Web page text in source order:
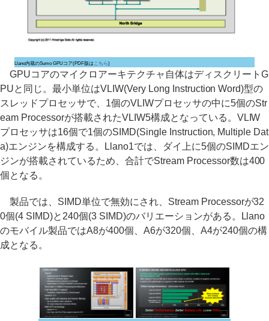
Llano内蔵のSumo GPUコア(PDF版は こちら)
GPUコアのマイクロアーキテクチャ自体はディスクリートG
PUと同じ。最小単位はVLIW(Very Long Instruction Word)型の
スレッドプロセッサで、1個のVLIWプロセッサの中に5個のStr
eam Processorが搭載されたVLIW5構成となっている。VLIW
プロセッサは16個で1個のSIMD(Single Instruction, Multiple Dat
a)エンジンを構成する。Llano1では、ダイ上に5個のSIMDエン
ジンが搭載されているため、合計でStream Processor数は400
個となる。
製品では、SIMD単位で無効にされ、Stream Processorが32
0個(4 SIMD)と240個(3 SIMD)のバリエーションがある。Llano
のモバイル製品ではA8が400個、A6が320個、A4が240個の構
成となる。